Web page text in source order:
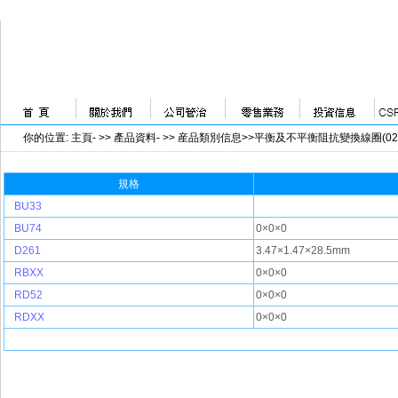
你的位置: 主頁- >> 產品資料- >> 産品類別信息>>平衡及不平衡阻抗變換線圈
規格
BU33
BU74
0×0×0
D261
3.47×1.47×28.5mm
RBXX
0×0×0
RD52
0×0×0
RDXX
0×0×0